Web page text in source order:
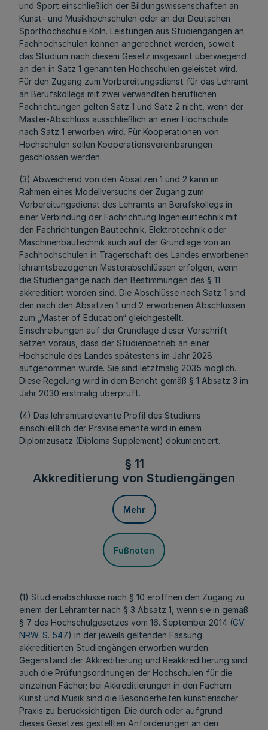
und Sport einschließlich der Bildungswissenschaften an
Kunst- und Musikhochschulen oder an der Deutschen
Sporthochschule Köln. Leistungen aus Studiengängen an
Fachhochschulen können angerechnet werden, soweit
das Studium nach diesem Gesetz insgesamt überwiegend
an den in Satz 1 genannten Hochschulen geleistet wird.
Für den Zugang zum Vorbereitungsdienst für das Lehramt
an Berufskollegs mit zwei verwandten beruflichen
Fachrichtungen gelten Satz 1 und Satz 2 nicht, wenn der
Master-Abschluss ausschließlich an einer Hochschule
nach Satz 1 erworben wird. Für Kooperationen von
Hochschulen sollen Kooperationsvereinbarungen
geschlossen werden.
(3) Abweichend von den Absätzen 1 und 2 kann im
Rahmen eines Modellversuchs der Zugang zum
Vorbereitungsdienst des Lehramts an Berufskollegs in
einer Verbindung der Fachrichtung Ingenieurtechnik mit
den Fachrichtungen Bautechnik, Elektrotechnik oder
Maschinenbautechnik auch auf der Grundlage von an
Fachhochschulen in Trägerschaft des Landes erworbenen
lehramtsbezogenen Masterabschlüssen erfolgen, wenn
die Studiengänge nach den Bestimmungen des § 11
akkreditiert worden sind. Die Abschlüsse nach Satz 1 sind
den nach den Absätzen 1 und 2 erworbenen Abschlüssen
zum „Master of Education“ gleichgestellt.
Einschreibungen auf der Grundlage dieser Vorschrift
setzen voraus, dass der Studienbetrieb an einer
Hochschule des Landes spätestens im Jahr 2028
aufgenommen wurde. Sie sind letztmalig 2035 möglich.
Diese Regelung wird in dem Bericht gemäß § 1 Absatz 3 im
Jahr 2030 erstmalig überprüft.
(4) Das lehramtsrelevante Profil des Studiums
einschließlich der Praxiselemente wird in einem
Diplomzusatz (Diploma Supplement) dokumentiert.
§ 11
Akkreditierung von Studiengängen
Mehr
Fußnoten
(1) Studienabschlüsse nach § 10 eröffnen den Zugang zu
einem der Lehrämter nach § 3 Absatz 1, wenn sie in gemäß
§ 7 des Hochschulgesetzes vom 16. September 2014 (GV.
NRW. S. 547) in der jeweils geltenden Fassung
akkreditierten Studiengängen erworben wurden.
Gegenstand der Akkreditierung und Reakkreditierung sind
auch die Prüfungsordnungen der Hochschulen für die
einzelnen Fächer; bei Akkreditierungen in den Fächern
Kunst und Musik sind die Besonderheiten künstlerischer
Praxis zu berücksichtigen. Die durch oder aufgrund
dieses Gesetzes gestellten Anforderungen an den